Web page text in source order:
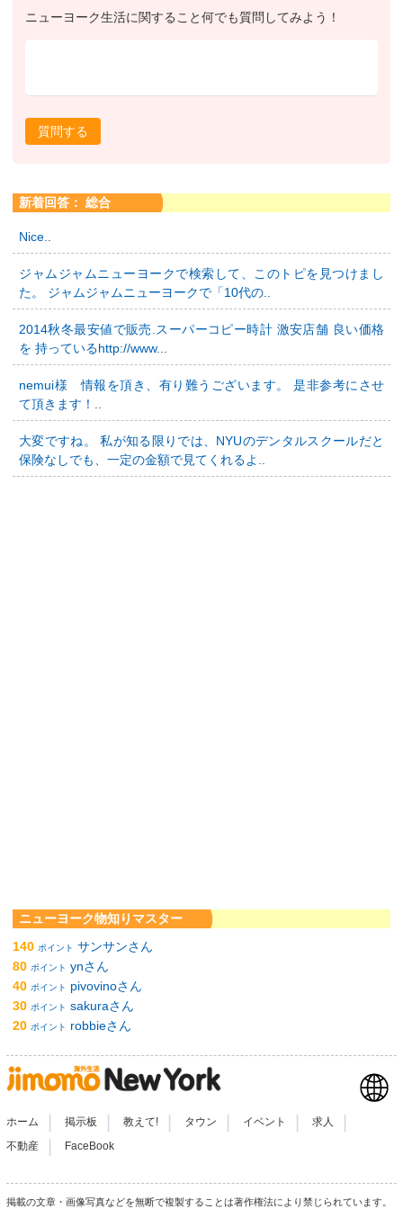
ニューヨーク生活に関すること何でも質問してみよう！
質問する
新着回答： 総合
Nice..
ジャムジャムニューヨークで検索して、このトピを見つけまし
た。 ジャムジャムニューヨークで「10代の..
2014秋冬最安値で販売.スーパーコピー時計 激安店舗 良い価格
を 持っているhttp://www...
nemui様 情報を頂き、有り難うございます。 是非参考にさせ
て頂きます！..
大変ですね。 私が知る限りでは、NYUのデンタルスクールだと
保険なしでも、一定の金額で見てくれるよ..
ニューヨーク物知りマスター
140 ポイント サンサンさん
80 ポイント ynさん
40 ポイント
pivovinoさん
30 ポイント sakuraさん
20 ポイント robbieさん
ホーム 掲示板 教えて! タウン イベント 求人
不動産 FaceBook
掲載の文章・画像写真などを無断で複製することは著作権法により禁じられています。